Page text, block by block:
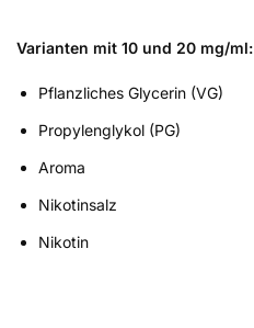
Varianten mit 10 und 20 mg/ml:
Pflanzliches Glycerin (VG)
Propylenglykol (PG)
Aroma
Nikotinsalz
Nikotin